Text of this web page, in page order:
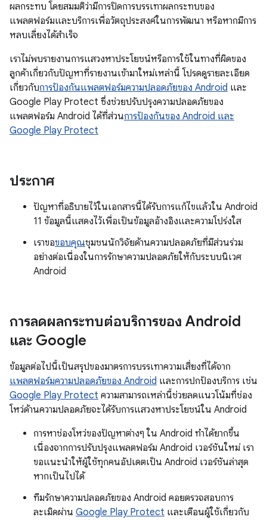
ผลกระทบ โดยสมมติว่ามีการปิดการบรรเทาผลกระทบของ
แพลตฟอร์มและบริการเพื่อวัตถุประสงค์ในการพัฒนา หรือหากมีการ
หลบเลี่ยงได้สำเร็จ
เราไม่พบรายงานการแสวงหาประโยชน์หรือการใช้ในทางที่ผิดของ
ลูกค้าเกี่ยวกับปัญหาที่รายงานเข้ามาใหม่เหล่านี้ โปรดดูรายละเอียด
เกี่ยวกับการป้องกันแพลตฟอร์มความปลอดภัยของ Android และ
Google Play Protect ซึ่งช่วยปรับปรุงความปลอดภัยของ
แพลตฟอร์ม Android ได้ที่ส่วนการป้องกันของ Android และ
Google Play Protect
ประกาศ
ปัญหาที่อธิบายไว้ในเอกสารนี้ได้รับการแก้ไขแล้วใน Android
11 ข้อมูลนี้แสดงไว้เพื่อเป็นข้อมูลอ้างอิงและความโปร่งใส
เราขอขอบคุณชุมชนนักวิจัยด้านความปลอดภัยที่มีส่วนร่วม
อย่างต่อเนื่องในการรักษาความปลอดภัยให้กับระบบนิเวศ
Android
การลดผลกระทบต่อบริการของ Android
และ Google
ข้อมูลต่อไปนี้เป็นสรุปของมาตรการบรรเทาความเสี่ยงที่ได้จาก
แพลตฟอร์มความปลอดภัยของ Android และการปกป้องบริการ เช่น
Google Play Protect ความสามารถเหล่านี้ช่วยลดแนวโน้มที่ช่อง
โหว่ด้านความปลอดภัยจะได้รับการแสวงหาประโยชน์ใน Android
การหาช่องโหว่ของปัญหาต่างๆ ใน Android ทำได้ยากขึ้น
เนื่องจากการปรับปรุงแพลตฟอร์ม Android เวอร์ชันใหม่ เรา
ขอแนะนำให้ผู้ใช้ทุกคนอัปเดตเป็น Android เวอร์ชันล่าสุด
หากเป็นไปได้
ทีมรักษาความปลอดภัยของ Android คอยตรวจสอบการ
ละเมิดผ่าน Google Play Protect และเตือนผู้ใช้เกี่ยวกับ